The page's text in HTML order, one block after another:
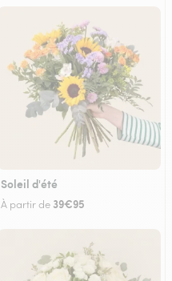
Soleil d'été
À partir de 39€95